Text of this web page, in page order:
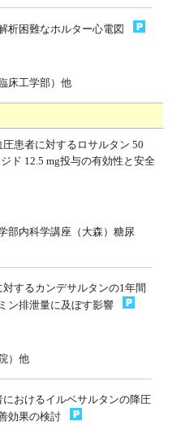
析困難なホルター心電図
床工学部）他
患者に対するロサルタン 50
ド 12.5 mg投与の有効性と安全
内科学講座（大森）糖尿
するカンデサルタンの1年間
ン排泄量に及ぼす影響
）他
おけるイルベサルタンの降圧
効果の検討